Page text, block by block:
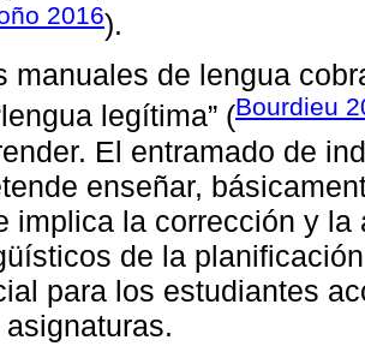
2016).
manuales de lengua
legítima” (Bourdieu
El entramado de
enseñar,
implica la corrección y
de la
para los estudiantes
asignaturas.